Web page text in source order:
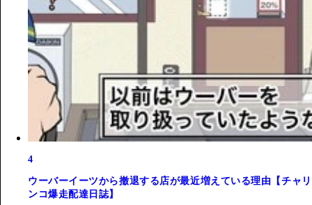
4
ウーバーイーツから撤退する店が最近増えている理由【チャリ
ンコ爆走配達日誌】